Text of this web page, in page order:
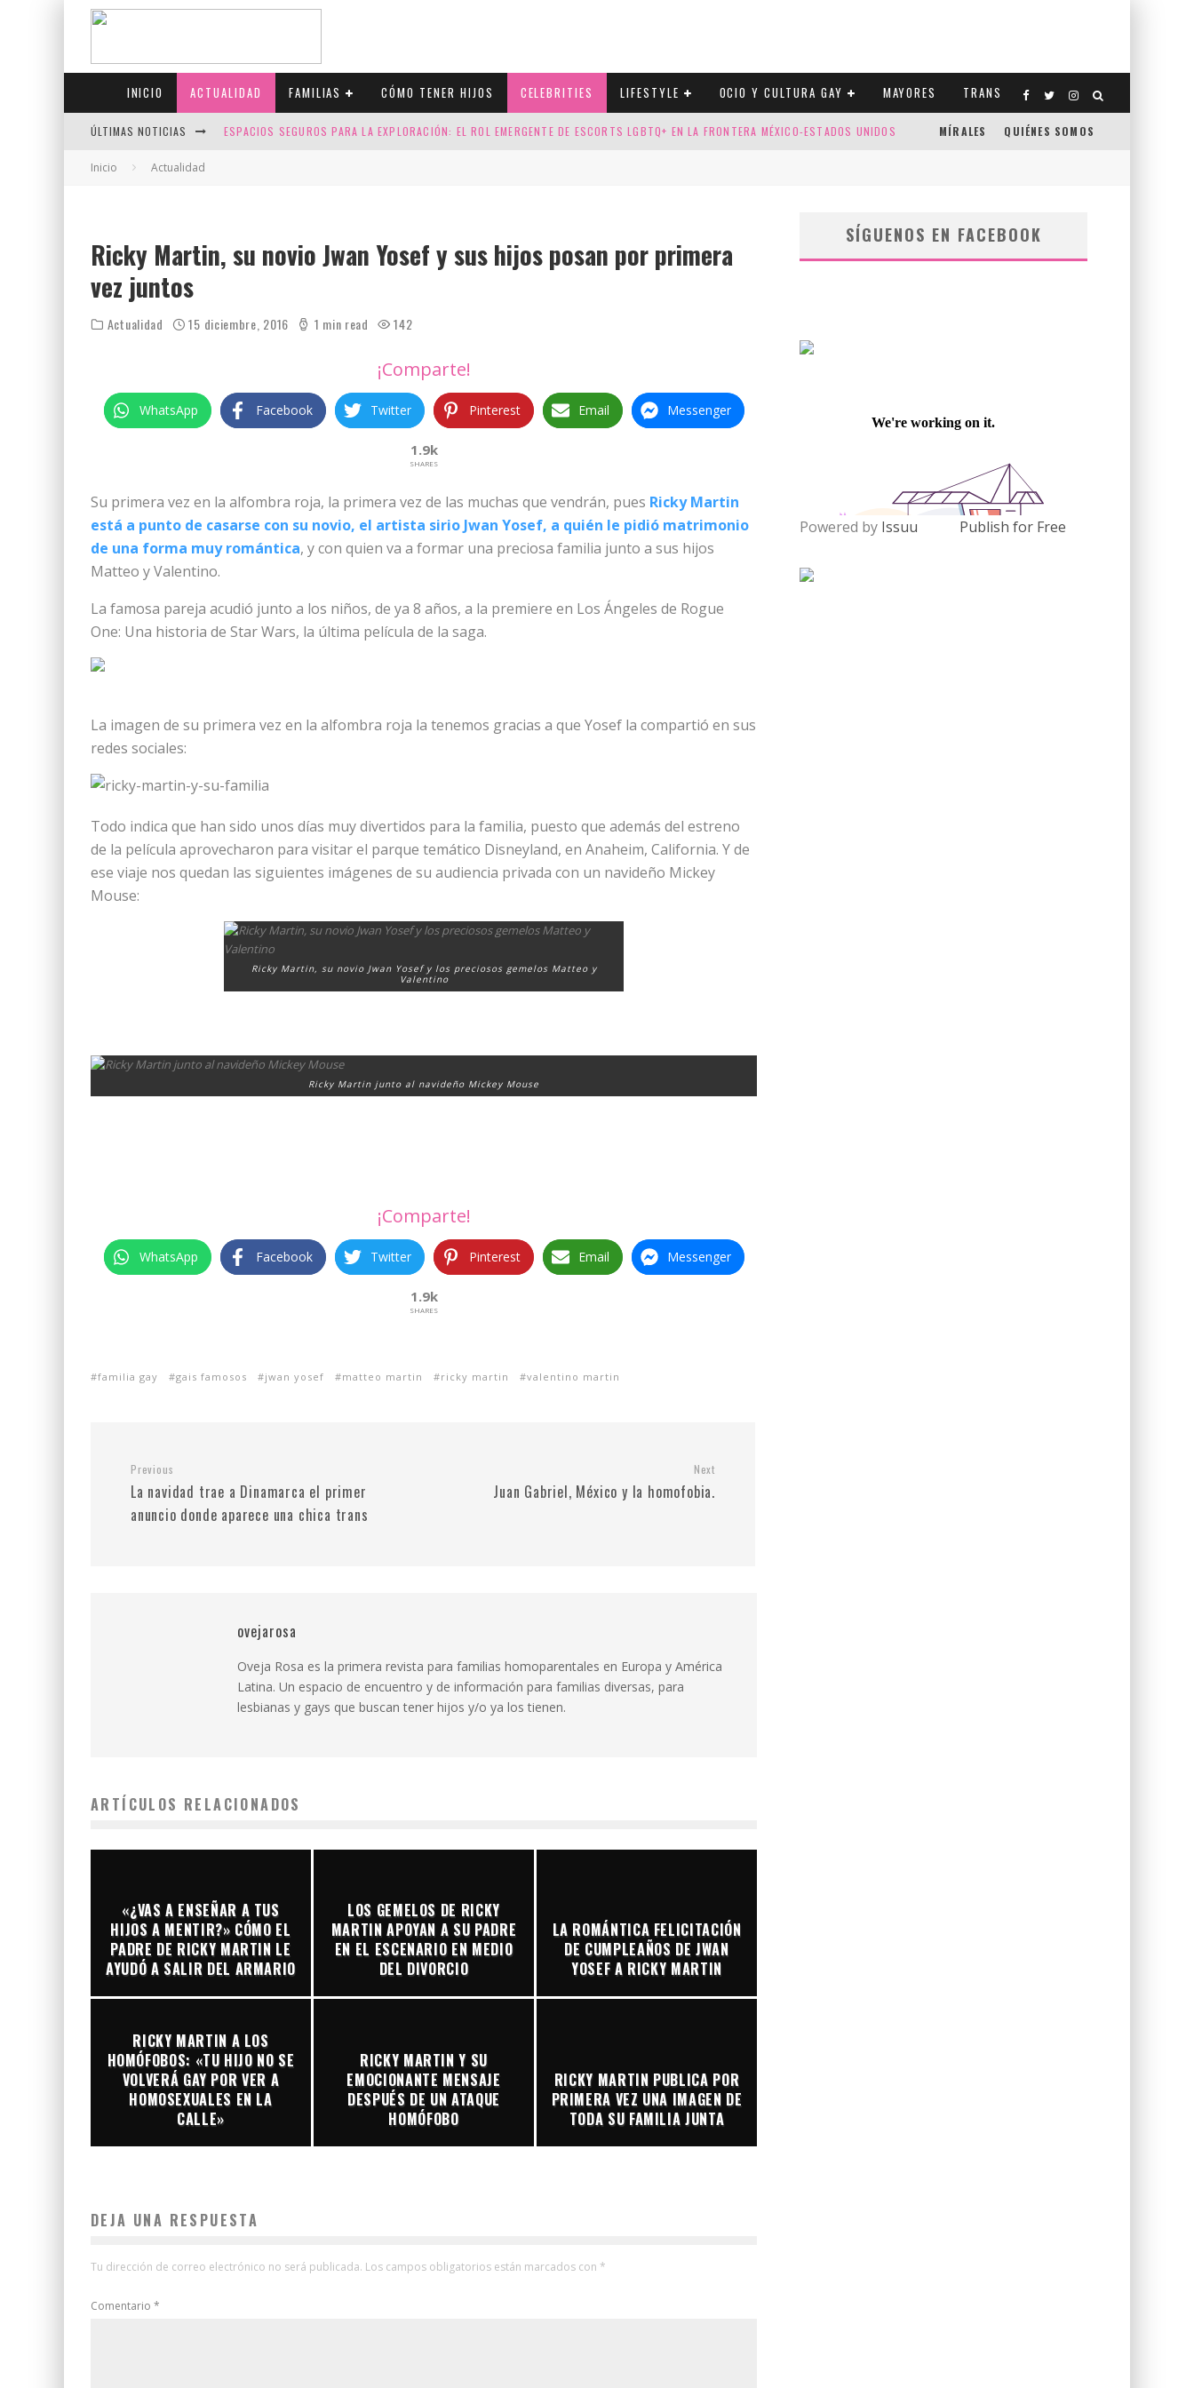
INICIO ACTUALIDAD FAMILIAS CÓMO TENER HIJOS CELEBRITIES LIFESTYLE OCIO Y CULTURA GAY MAYORES TRANS
ÚLTIMAS NOTICIAS ESPACIOS SEGUROS PARA LA EXPLORACIÓN: EL ROL EMERGENTE DE ESCORTS LGBTQ+ EN LA FRONTERA MÉXICO-ESTADOS UNIDOS MÍRALES QUIÉNES SOMOS
Inicio Actualidad
Ricky Martin, su novio Jwan Yosef y sus hijos posan por primera
vez juntos
Actualidad 15 diciembre, 2016 1 min read 142
¡Comparte!
WhatsApp Facebook Twitter Pinterest Email Messenger
1.9k
SHARES
Su primera vez en la alfombra roja, la primera vez de las muchas que vendrán, pues Ricky Martin
está a punto de casarse con su novio, el artista sirio Jwan Yosef, a quién le pidió matrimonio
de una forma muy romántica, y con quien va a formar una preciosa familia junto a sus hijos
Matteo y Valentino.
La famosa pareja acudió junto a los niños, de ya 8 años, a la premiere en Los Ángeles de Rogue
One: Una historia de Star Wars, la última película de la saga.
La imagen de su primera vez en la alfombra roja la tenemos gracias a que Yosef la compartió en sus
redes sociales:
Todo indica que han sido unos días muy divertidos para la familia, puesto que además del estreno
de la película aprovecharon para visitar el parque temático Disneyland, en Anaheim, California. Y de
ese viaje nos quedan las siguientes imágenes de su audiencia privada con un navideño Mickey
Mouse:
Ricky Martin, su novio Jwan Yosef y los preciosos gemelos Matteo y
Valentino
Ricky Martin junto al navideño Mickey Mouse
¡Comparte!
WhatsApp Facebook Twitter Pinterest Email Messenger
1.9k
SHARES
familia gay gais famosos jwan yosef matteo martin ricky martin valentino martin
Previous
La navidad trae a Dinamarca el primer
anuncio donde aparece una chica trans
Next
Juan Gabriel, México y la homofobia.
ovejarosa
Oveja Rosa es la primera revista para familias homoparentales en Europa y América
Latina. Un espacio de encuentro y de información para familias diversas, para
lesbianas y gays que buscan tener hijos y/o ya los tienen.
ARTÍCULOS RELACIONADOS
«¿VAS A ENSEÑAR A TUS
HIJOS A MENTIR?» CÓMO EL
PADRE DE RICKY MARTIN LE
AYUDÓ A SALIR DEL ARMARIO
LOS GEMELOS DE RICKY
MARTIN APOYAN A SU PADRE
EN EL ESCENARIO EN MEDIO
DEL DIVORCIO
LA ROMÁNTICA FELICITACIÓN
DE CUMPLEAÑOS DE JWAN
YOSEF A RICKY MARTIN
RICKY MARTIN A LOS
HOMÓFOBOS: «TU HIJO NO SE
VOLVERÁ GAY POR VER A
HOMOSEXUALES EN LA
CALLE»
RICKY MARTIN Y SU
EMOCIONANTE MENSAJE
DESPUÉS DE UN ATAQUE
HOMÓFOBO
RICKY MARTIN PUBLICA POR
PRIMERA VEZ UNA IMAGEN DE
TODA SU FAMILIA JUNTA
DEJA UNA RESPUESTA
Tu dirección de correo electrónico no será publicada. Los campos obligatorios están marcados con *
Comentario *
SÍGUENOS EN FACEBOOK
Powered by Issuu Publish for Free